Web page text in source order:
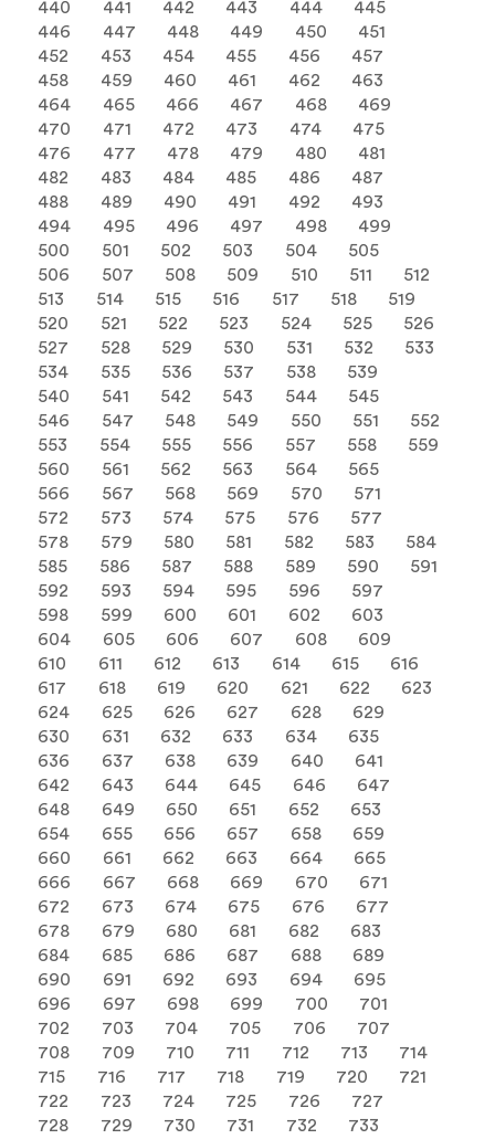
440 441 442 443 444
445
446
447 448 449 450
451
452
453 454 455 456
457
458
459 460 461 462
463
464
465 466 467 468
469
470
471 472 473 474
475
476
477 478 479 480
481
482
483 484 485 486
487
488
489 490 491 492
493
494
495 496 497 498
499
500
501 502 503 504
505
506
507 508 509 510 511
512
513
514 515 516 517 518
519
520
521 522 523 524 525
526
527
528 529 530 531 532
533
534
535 536 537 538
539
540
541 542 543 544
545
546
547 548 549 550 551
552
553
554 555 556 557 558
559
560
561 562 563 564
565
566
567 568 569 570
571
572
573 574 575 576
577
578
579 580 581 582 583
584
585
586 587 588 589 590
591
592
593 594 595 596
597
598
599 600 601 602
603
604
605 606 607 608
609
610
611 612 613 614 615
616
617
618 619 620 621 622
623
624
625 626 627 628
629
630
631 632 633 634
635
636
637 638 639 640
641
642
643 644 645 646
647
648
649 650 651 652
653
654
655 656 657 658
659
660
661 662 663 664
665
666
667 668 669 670
671
672
673 674 675 676
677
678
679 680 681 682
683
684
685 686 687 688
689
690
691 692 693 694
695
696
697 698 699 700
701
702
703 704 705 706
707
708
709 710 711 712 713
714
715
716 717 718 719 720
721
722
723 724 725 726
727
728
729 730 731 732
733